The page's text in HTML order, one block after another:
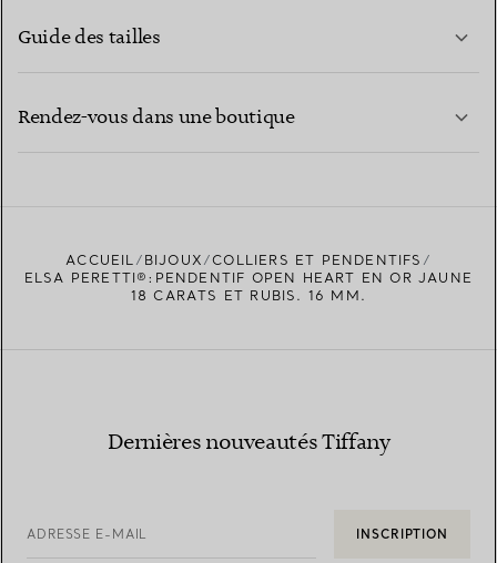
Guide des tailles
Rendez-vous dans une boutique
TROUVEZ LA BOUTIQUE LA PLUS PROCHE
ACCUEIL BIJOUX
COLLIERS ET PENDENTIFS
ELSA PERETTI®:PENDENTIF OPEN HEART EN OR JAUNE
18 CARATS ET RUBIS. 16 MM.
Dernières nouveautés Tiffany
ADRESSE E-MAIL INSCRIPTION